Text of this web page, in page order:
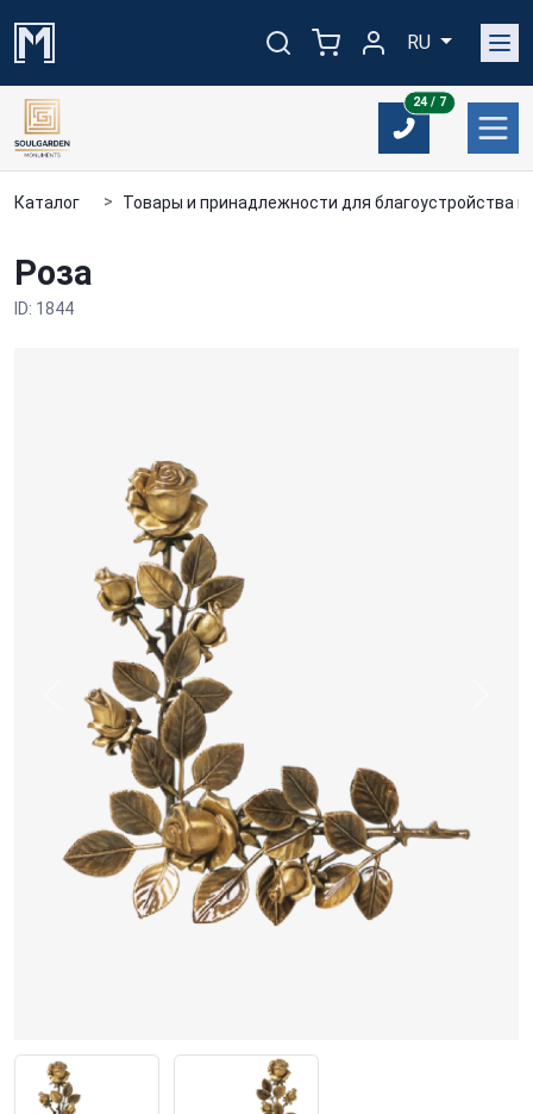
RU
24 / 724/7
Каталог Товары и принадлежности для благоустройства
Previous
Роза
ID: 1844